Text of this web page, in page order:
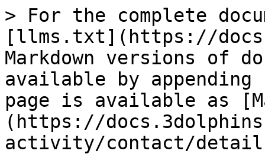
> For the complete
[llms.txt](https://
Markdown versions of
available by
page is available as
(https://
activity/contact/